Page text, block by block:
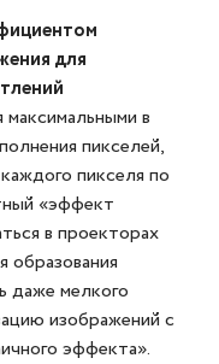
для
в
пикселей,
пикселя по
«эффект
в проекторах
образования
даже мелкого
изображений с
эффекта».